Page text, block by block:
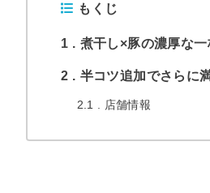
もくじ
1 煮干し×豚の濃厚な
2 半コツ追加でさらに
2.1 店舗情報